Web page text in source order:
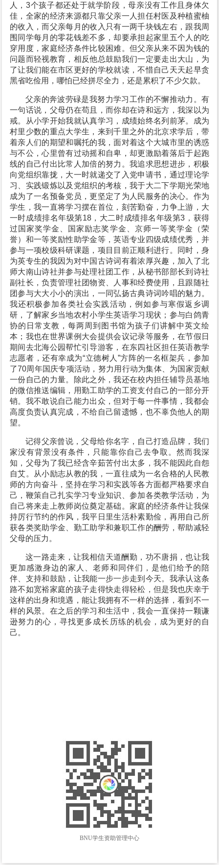
人，3个孩子都还处于就学阶段，母亲没有工作且身体欠
佳，全家的经济来源都只靠父亲一人担任村医及种植蜜柚
的收入，而父亲每月的收入只有一两千块钱左右，跟我周
围同学每月的零花钱差不多，却要承担起家里五个人的吃
穿用度，家庭经济条件比较困难。但父亲从来不因为钱的
问题而轻视教育，相反他总鼓励我们一定要走出大山，为
了让我们能在市区更好的学校就读，不惜自己天天起早贪
黑省吃俭用，哪怕已经拼尽全力，还是累积了不少欠款。
父亲的奔波劳碌是我努力学习工作的不懈推动力。有
一句话说，父母仍在苟且，而你却在诗和远方，我深以为
戒。从小学开始我就认真学习，成绩始终名列前茅。成为
村里少数的重点大学生，来到千里之外的北京求学后，带
着亲人们的期望和嘱托的我，面对着这个大城市里的诱惑
与不公，心里曾有过动摇和自卑，却更激励着落后于起跑
线的自己付出比常人加倍的努力。我追求思想进步，积极
向党组织靠拢，大一时就递交了入党申请书，通过理论学
习、实践锻炼以及党组织的考核，我于大二下学期光荣地
成为了一名预备党员，更坚定了为人民服务的决心。作为
学生，我一直将学习摆在首位，刻苦勤奋，力争上游，大
一时成绩排名年级第18，大二时成绩排名年级第3，获得
过国家奖学金、国家励志奖学金、京师一等奖学金（荣
誉）和一等奖励性助学金等，英语专业四级成绩优秀，并
参与一项校级科研课题，项目目前正顺利进行。同时，身
为英专生的我因为对中国古诗词有着浓厚兴趣，加入了北
师大南山诗社并参与处理社团工作，从秘书部部长到诗社
副社长，负责管理社团物资、人事和经费使用，且跟随社
团参与大大小小的演出，一同弘扬古典诗词吟唱的魅力。
我还积极参加各类社会实践活动，例如参与寒假返乡调
研，了解家乡当地农村小学生英语学习现状；参与白鸽青
协的日常支教，每两周到图书馆为孩子们讲解中英文绘
本；我也在世界课例大会提供会议记录等服务，在节假日
期间去北海公园帮忙引导游客，在东四社区担任英语教学
志愿者，还有幸成为“立德树人”方阵的一名框架兵，参加
了70周年国庆专项活动，努力用行动为集体、为国家贡献
一份自己的力量。除此之外，我还在校内担任辅导员基地
的微信推送编辑，用勤工助学的工资支付自己的一部分开
销。我不敢说自己能力出众，但对于每一件事情，我都会
高度负责认真完成，不给自己留遗憾，也不辜负他人的期
望。
记得父亲曾说，父母给你名字，自己打造品牌，我们
家没有背景没有条件，只能靠你自己去争取。然而我深
知，父母为了我已经含辛茹苦付出太多，我不能因此自怨
自艾。从小励志从教的我，一直往成为一名合格的人民教
师的方向奋斗，坚持在学习和实践等各方面都严格要求自
己，鞭策自己扎实学习专业知识、参加各类教学活动，为
自己将来走上教师岗位奠定基础。家庭的经济条件让我保
持厉行节约的作风，我平日里生活朴素勤俭，再用自己所
获各类奖助学金、勤工助学和兼职工作的酬劳，帮助减轻
父母的压力。
这一路走来，让我相信天道酬勤，功不唐捐，也让我
更加感激身边的家人、老师和同伴们，是他们给予的陪
伴、支持和鼓励，让我能一步一步走到今天。我承认这条
路不如宽裕家庭的孩子走得快走得轻松，但是我也庆幸于
这样的出身和境遇，能让我拥有不一样的选择，看到不一
样的风景。在之后的学习和生活中，我会一直保持一颗谦
逊努力的心，寻找更多成长历练的机会，成为更好的自
己。
BNU学生资助管理中心